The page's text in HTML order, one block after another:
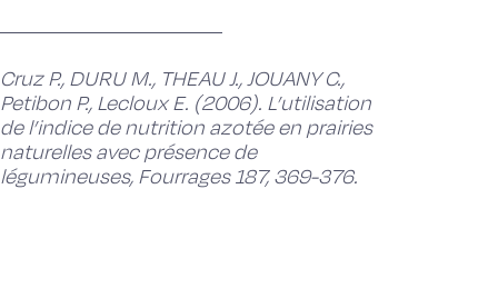
Cruz P., DURU M., THEAU J., JOUANY C.,
Petibon P., Lecloux E. (2006). L’utilisation
de l’indice de nutrition azotée en prairies
naturelles avec présence de
légumineuses, Fourrages 187, 369-376.